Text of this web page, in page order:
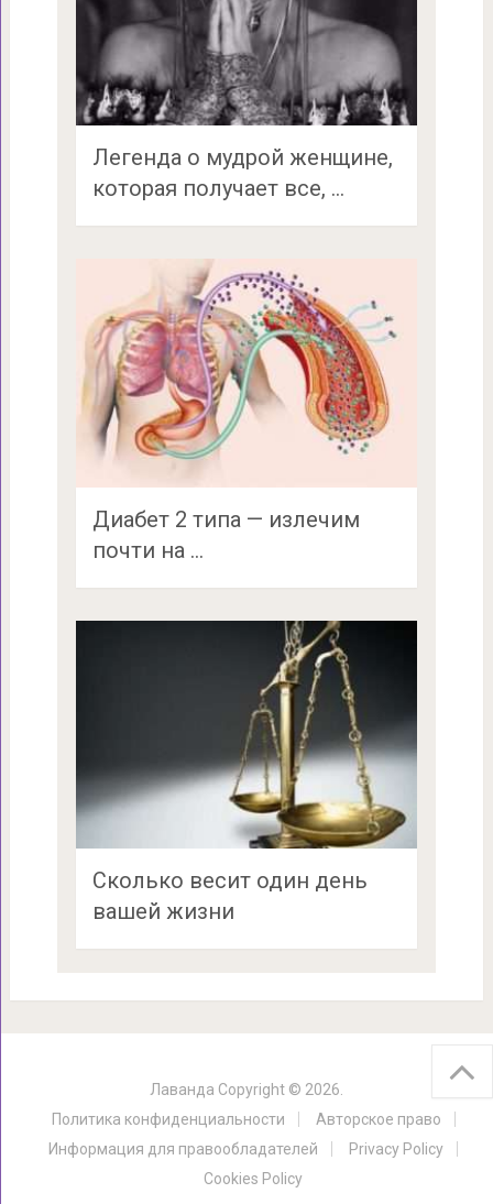
Легенда о мудрой женщине,
которая получает все, …
Диабет 2 типа — излечим
почти на …
Сколько весит один день
вашей жизни
Лаванда Copyright © 2026.
Политика конфиденциальности
Авторское право
Информация для правообладателей
Privacy Policy
Cookies Policy